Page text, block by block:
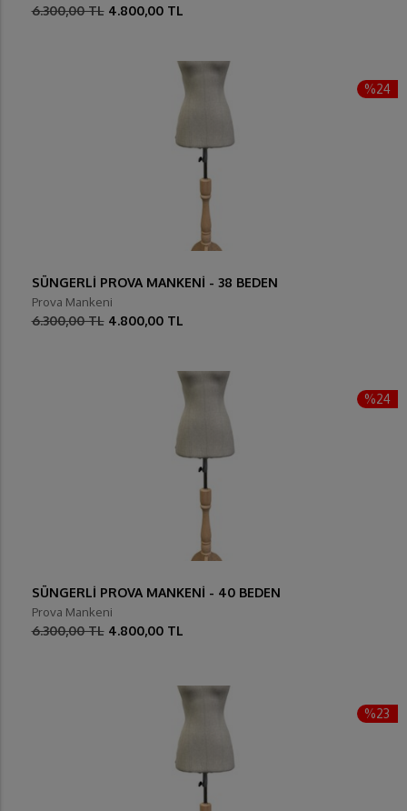
6.300,00 TL 4.800,00 TL
%24
SÜNGERLİ PROVA MANKENİ - 38 BEDEN
Prova Mankeni
6.300,00 TL 4.800,00 TL
%24
SÜNGERLİ PROVA MANKENİ - 40 BEDEN
Prova Mankeni
6.300,00 TL 4.800,00 TL
%23